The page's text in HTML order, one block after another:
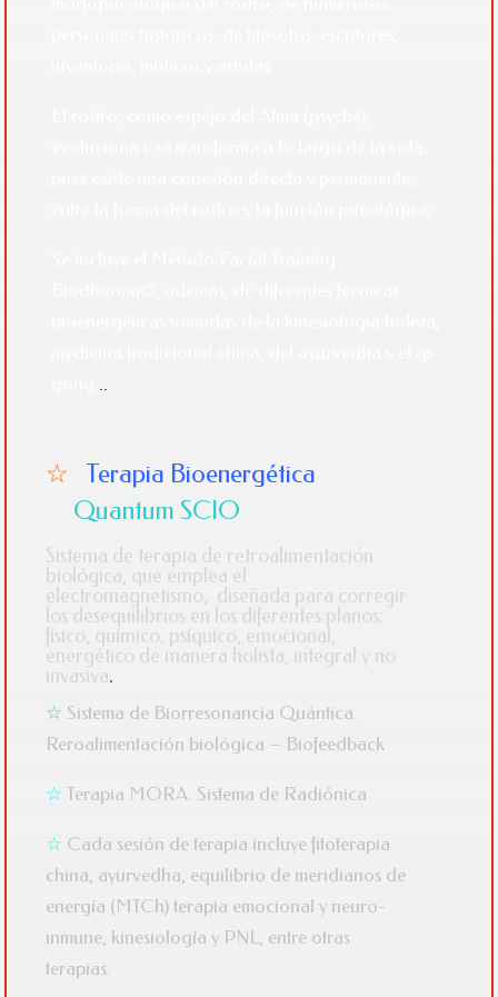
☆
Terapia Bioenergética
Quantum SCIO
Sistema de terapia de retroalimentación
biológica, que emplea el
electromagnetismo, diseñada para corregir
los desequilibrios en los diferentes planos:
físico, químico, psíquico, emocional,
energético de manera holista, integral y no
invasiva.
☆ Sistema de Biorresonancia Quántica.
Reroalimentación biológica – Biofeedback
☆ Terapia MORA. Sistema de Radiónica
☆ Cada sesión de terapia incluye fitoterapia
china, ayurvedha, equilibrio de meridianos de
energía (MTCh) terapia emocional y neuro-
inmune, kinesiología y PNL, entre otras
terapias.